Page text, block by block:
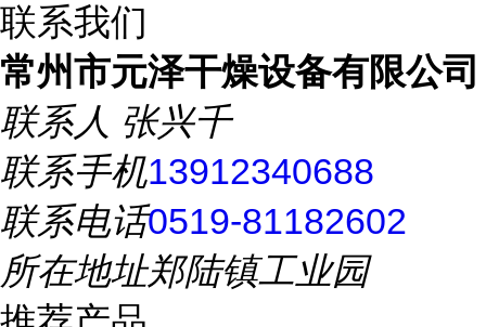
联系我们
常州市元泽干燥设备有限公司
联系人 张兴千
联系手机13912340688
联系电话0519-81182602
所在地址郑陆镇工业园